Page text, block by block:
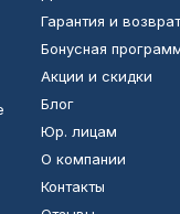
Гарантия и возврат
Бонусная
Акции и скидки
Блог
Юр. лицам
О компании
Контакты